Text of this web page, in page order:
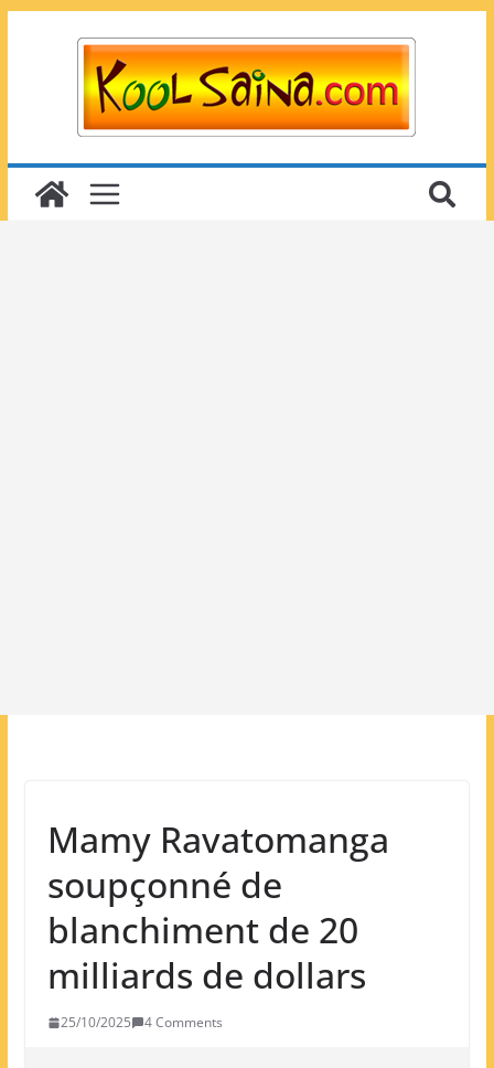
Mamy Ravatomanga
soupçonné de
blanchiment de 20
milliards de dollars
25/10/2025 4 Comments